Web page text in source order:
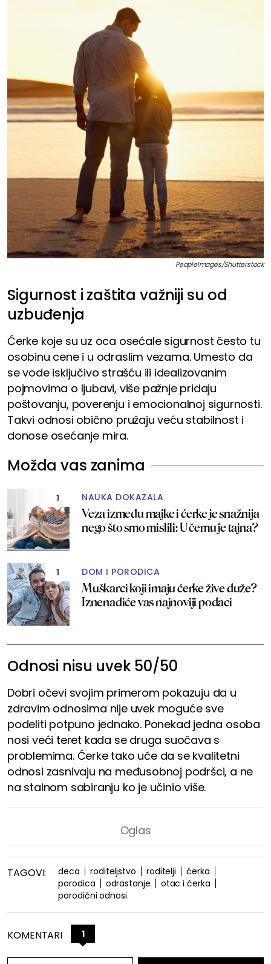
PeopleImages/Shutterstock
Sigurnost i zaštita važniji su od
uzbuđenja
Ćerke koje su uz oca osećale sigurnost često tu
osobinu cene i u odraslim vezama. Umesto da
se vode isključivo strašću ili idealizovanim
pojmovima o ljubavi, više pažnje pridaju
poštovanju, poverenju i emocionalnoj sigurnosti.
Takvi odnosi obično pružaju veću stabilnost i
donose osećanje mira.
Možda vas zanima
1 NAUKA DOKAZALA
Veza između majke i ćerke je snažnija
nego što smo mislili: U čemu je tajna?
1 DOM I PORODICA
Muškarci koji imaju ćerke žive duže?
Iznenadiće vas najnoviji podaci
Odnosi nisu uvek 50/50
Dobri očevi svojim primerom pokazuju da u
zdravim odnosima nije uvek moguće sve
podeliti potpuno jednako. Ponekad jedna osoba
nosi veći teret kada se druga suočava s
problemima. Ćerke tako uče da se kvalitetni
odnosi zasnivaju na međusobnoj podršci, a ne
na stalnom sabiranju ko je učinio više.
TAGOVI: deca roditeljstvo roditelji
ćerka
porodica
odrastanje
otac i ćerka
porodični odnosi
KOMENTARI 1